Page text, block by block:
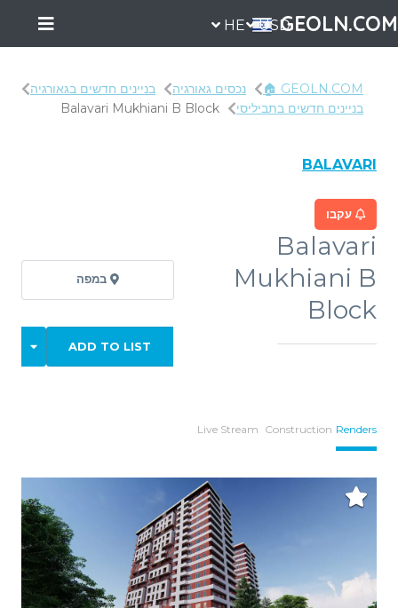
GEOLN.COM
HE USD
GEOLN.COM 🏠 נכסים גאורגיה
בניינים חדשים בגאורגיה
בניינים חדשים בתביליסי
Balavari Mukhiani B Block
BALAVARI
עקבו
במפה
ADD TO LIST
Balavari
Mukhiani B
Block
Renders
Construction
Live Stream